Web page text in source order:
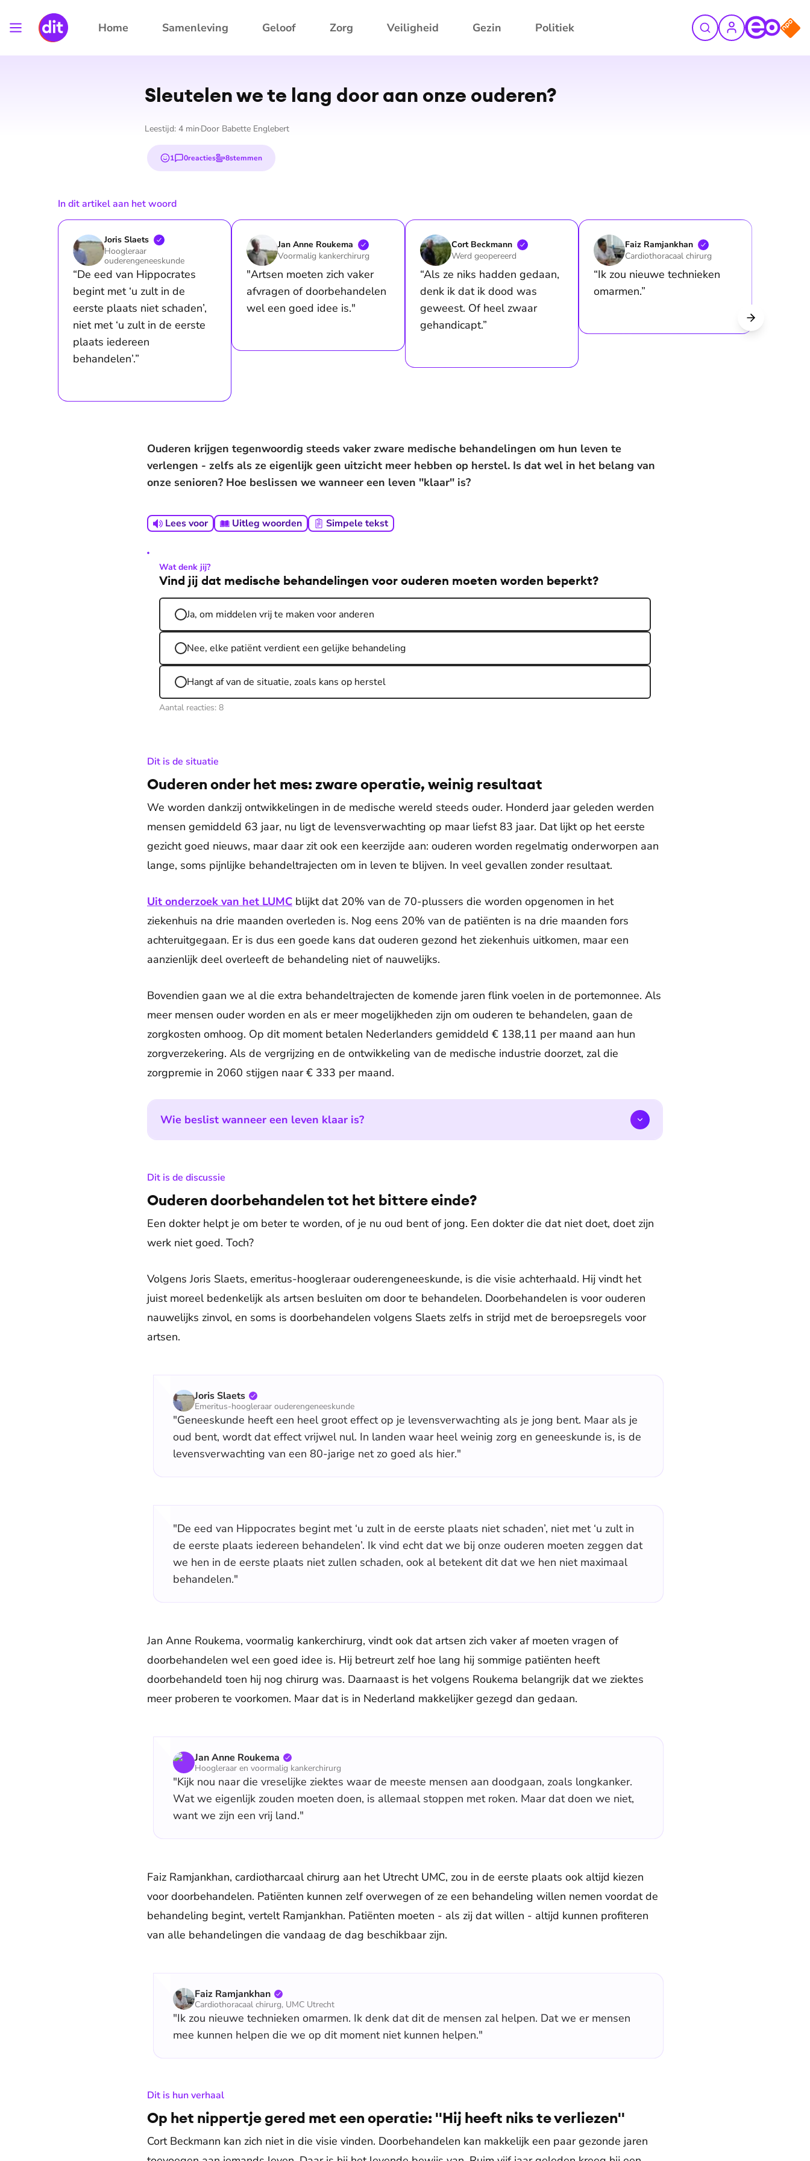
Home Samenleving Geloof Zorg Veiligheid Gezin Politiek
Sleutelen we te lang door aan onze ouderen?
Leestijd: 4 min Door Babette Englebert
1
emoji0reacties 8stemmen
In dit artikel aan het woord
Joris Slaets
Hoogleraar
ouderengeneeskunde
“De eed van Hippocrates
begint met ‘u zult in de
eerste plaats niet schaden’,
niet met ‘u zult in de eerste
plaats iedereen
behandelen’.”
Jan Anne Roukema
Voormalig kankerchirurg
"Artsen moeten zich vaker
afvragen of doorbehandelen
wel een goed idee is."
Cort Beckmann
Werd geopereerd
“Als ze niks hadden gedaan,
denk ik dat ik dood was
geweest. Of heel zwaar
gehandicapt.”
Faiz Ramjankhan
Cardiothoracaal chirurg
“Ik zou nieuwe technieken
omarmen.”
Ouderen krijgen tegenwoordig steeds vaker zware medische behandelingen om hun leven te
verlengen - zelfs als ze eigenlijk geen uitzicht meer hebben op herstel. Is dat wel in het belang van
onze senioren? Hoe beslissen we wanneer een leven ''klaar'' is?
Lees voor Uitleg woorden Simpele tekst
Wat denk jij?
Vind jij dat medische behandelingen voor ouderen moeten worden beperkt?
Ja, om middelen vrij te maken voor anderen
Nee, elke patiënt verdient een gelijke behandeling
Hangt af van de situatie, zoals kans op herstel
Aantal reacties: 8
Dit is de situatie
Ouderen onder het mes: zware operatie, weinig resultaat
We worden dankzij ontwikkelingen in de medische wereld steeds ouder. Honderd jaar geleden werden
mensen gemiddeld 63 jaar, nu ligt de levensverwachting op maar liefst 83 jaar. Dat lijkt op het eerste
gezicht goed nieuws, maar daar zit ook een keerzijde aan: ouderen worden regelmatig onderworpen aan
lange, soms pijnlijke behandeltrajecten om in leven te blijven. In veel gevallen zonder resultaat.
Uit onderzoek van het LUMC blijkt dat 20% van de 70-plussers die worden opgenomen in het
ziekenhuis na drie maanden overleden is. Nog eens 20% van de patiënten is na drie maanden fors
achteruitgegaan. Er is dus een goede kans dat ouderen gezond het ziekenhuis uitkomen, maar een
aanzienlijk deel overleeft de behandeling niet of nauwelijks.
Bovendien gaan we al die extra behandeltrajecten de komende jaren flink voelen in de portemonnee. Als
meer mensen ouder worden en als er meer mogelijkheden zijn om ouderen te behandelen, gaan de
zorgkosten omhoog. Op dit moment betalen Nederlanders gemiddeld € 138,11 per maand aan hun
zorgverzekering. Als de vergrijzing en de ontwikkeling van de medische industrie doorzet, zal die
zorgpremie in 2060 stijgen naar € 333 per maand.
Wie beslist wanneer een leven klaar is?
Dit is de discussie
Ouderen doorbehandelen tot het bittere einde?
Een dokter helpt je om beter te worden, of je nu oud bent of jong. Een dokter die dat niet doet, doet zijn
werk niet goed. Toch?
Volgens Joris Slaets, emeritus-hoogleraar ouderengeneeskunde, is die visie achterhaald. Hij vindt het
juist moreel bedenkelijk als artsen besluiten om door te behandelen. Doorbehandelen is voor ouderen
nauwelijks zinvol, en soms is doorbehandelen volgens Slaets zelfs in strijd met de beroepsregels voor
artsen.
Joris Slaets
Emeritus-hoogleraar ouderengeneeskunde
"Geneeskunde heeft een heel groot effect op je levensverwachting als je jong bent. Maar als je
oud bent, wordt dat effect vrijwel nul. In landen waar heel weinig zorg en geneeskunde is, is de
levensverwachting van een 80-jarige net zo goed als hier."
"De eed van Hippocrates begint met ‘u zult in de eerste plaats niet schaden’, niet met ‘u zult in
de eerste plaats iedereen behandelen’. Ik vind echt dat we bij onze ouderen moeten zeggen dat
we hen in de eerste plaats niet zullen schaden, ook al betekent dit dat we hen niet maximaal
behandelen."
Jan Anne Roukema, voormalig kankerchirurg, vindt ook dat artsen zich vaker af moeten vragen of
doorbehandelen wel een goed idee is. Hij betreurt zelf hoe lang hij sommige patiënten heeft
doorbehandeld toen hij nog chirurg was. Daarnaast is het volgens Roukema belangrijk dat we ziektes
meer proberen te voorkomen. Maar dat is in Nederland makkelijker gezegd dan gedaan.
Jan Anne Roukema
Hoogleraar en voormalig kankerchirurg
"Kijk nou naar die vreselijke ziektes waar de meeste mensen aan doodgaan, zoals longkanker.
Wat we eigenlijk zouden moeten doen, is allemaal stoppen met roken. Maar dat doen we niet,
want we zijn een vrij land."
Faiz Ramjankhan, cardiotharcaal chirurg aan het Utrecht UMC, zou in de eerste plaats ook altijd kiezen
voor doorbehandelen. Patiënten kunnen zelf overwegen of ze een behandeling willen nemen voordat de
behandeling begint, vertelt Ramjankhan. Patiënten moeten - als zij dat willen - altijd kunnen profiteren
van alle behandelingen die vandaag de dag beschikbaar zijn.
Faiz Ramjankhan
Cardiothoracaal chirurg, UMC Utrecht
"Ik zou nieuwe technieken omarmen. Ik denk dat dit de mensen zal helpen. Dat we er mensen
mee kunnen helpen die we op dit moment niet kunnen helpen."
Dit is hun verhaal:
Op het nippertje gered met een operatie: ''Hij heeft niks te verliezen''
Cort Beckmann kan zich niet in die visie vinden. Doorbehandelen kan makkelijk een paar gezonde jaren